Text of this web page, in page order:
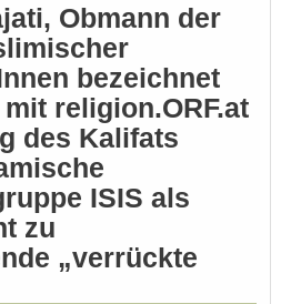
Obmann der
bezeichnet
religion.ORF.at
des Kalifats
ISIS als
zu
„verrückte